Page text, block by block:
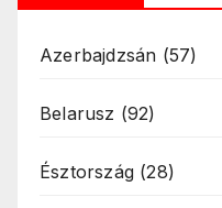
Azerbajdzsán (57)
Belarusz (92)
Észtország (28)